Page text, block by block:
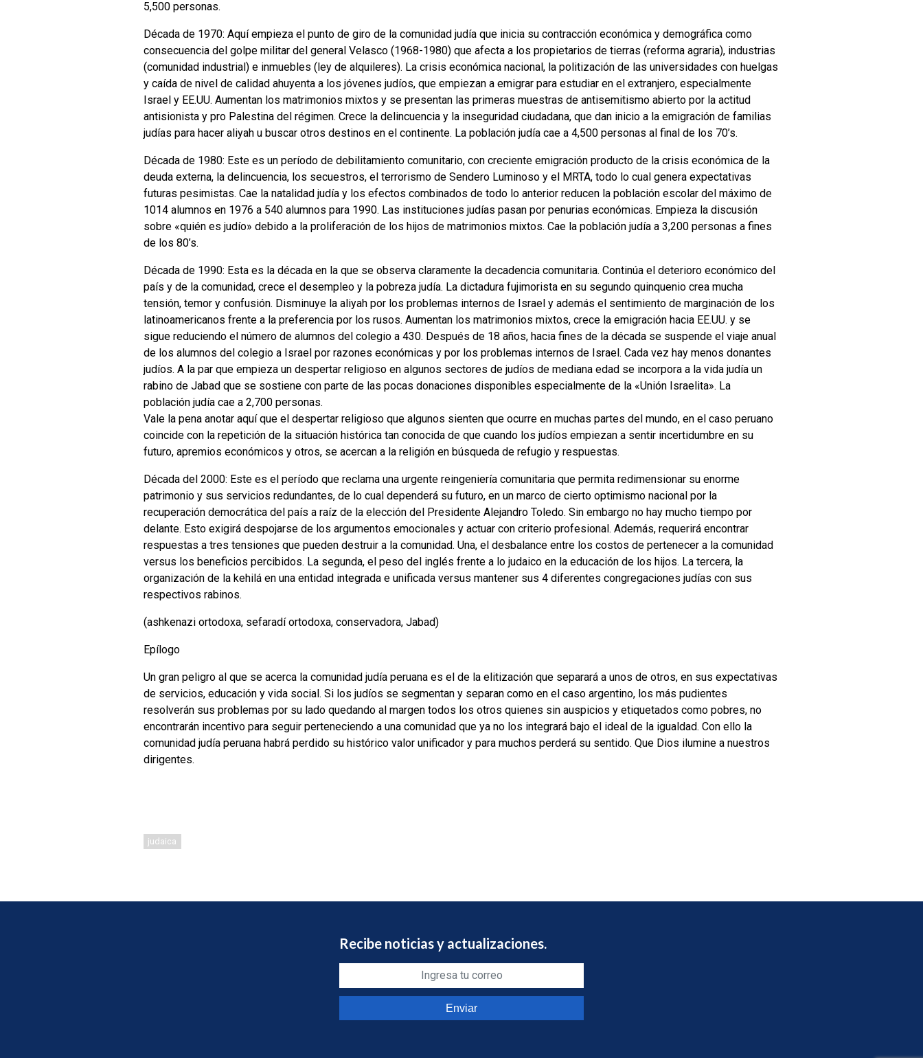
5,500 personas.
Década de 1970: Aquí empieza el punto de giro de la comunidad judía que inicia su contracción económica y demográfica como
consecuencia del golpe militar del general Velasco (1968-1980) que afecta a los propietarios de tierras (reforma agraria), industrias
(comunidad industrial) e inmuebles (ley de alquileres). La crisis económica nacional, la politización de las universidades con huelgas
y caída de nivel de calidad ahuyenta a los jóvenes judíos, que empiezan a emigrar para estudiar en el extranjero, especialmente
Israel y EE.UU. Aumentan los matrimonios mixtos y se presentan las primeras muestras de antisemitismo abierto por la actitud
antisionista y pro Palestina del régimen. Crece la delincuencia y la inseguridad ciudadana, que dan inicio a la emigración de familias
judías para hacer aliyah u buscar otros destinos en el continente. La población judía cae a 4,500 personas al final de los 70’s.
Década de 1980: Este es un período de debilitamiento comunitario, con creciente emigración producto de la crisis económica de la
deuda externa, la delincuencia, los secuestros, el terrorismo de Sendero Luminoso y el MRTA, todo lo cual genera expectativas
futuras pesimistas. Cae la natalidad judía y los efectos combinados de todo lo anterior reducen la población escolar del máximo de
1014 alumnos en 1976 a 540 alumnos para 1990. Las instituciones judías pasan por penurias económicas. Empieza la discusión
sobre «quién es judío» debido a la proliferación de los hijos de matrimonios mixtos. Cae la población judía a 3,200 personas a fines
de los 80’s.
Década de 1990: Esta es la década en la que se observa claramente la decadencia comunitaria. Continúa el deterioro económico del
país y de la comunidad, crece el desempleo y la pobreza judía. La dictadura fujimorista en su segundo quinquenio crea mucha
tensión, temor y confusión. Disminuye la aliyah por los problemas internos de Israel y además el sentimiento de marginación de los
latinoamericanos frente a la preferencia por los rusos. Aumentan los matrimonios mixtos, crece la emigración hacia EE.UU. y se
sigue reduciendo el número de alumnos del colegio a 430. Después de 18 años, hacia fines de la década se suspende el viaje anual
de los alumnos del colegio a Israel por razones económicas y por los problemas internos de Israel. Cada vez hay menos donantes
judíos. A la par que empieza un despertar religioso en algunos sectores de judíos de mediana edad se incorpora a la vida judía un
rabino de Jabad que se sostiene con parte de las pocas donaciones disponibles especialmente de la «Unión Israelita». La
población judía cae a 2,700 personas.
Vale la pena anotar aquí que el despertar religioso que algunos sienten que ocurre en muchas partes del mundo, en el caso peruano
coincide con la repetición de la situación histórica tan conocida de que cuando los judíos empiezan a sentir incertidumbre en su
futuro, apremios económicos y otros, se acercan a la religión en búsqueda de refugio y respuestas.
Década del 2000: Este es el período que reclama una urgente reingeniería comunitaria que permita redimensionar su enorme
patrimonio y sus servicios redundantes, de lo cual dependerá su futuro, en un marco de cierto optimismo nacional por la
recuperación democrática del país a raíz de la elección del Presidente Alejandro Toledo. Sin embargo no hay mucho tiempo por
delante. Esto exigirá despojarse de los argumentos emocionales y actuar con criterio profesional. Además, requerirá encontrar
respuestas a tres tensiones que pueden destruir a la comunidad. Una, el desbalance entre los costos de pertenecer a la comunidad
versus los beneficios percibidos. La segunda, el peso del inglés frente a lo judaico en la educación de los hijos. La tercera, la
organización de la kehilá en una entidad integrada e unificada versus mantener sus 4 diferentes congregaciones judías con sus
respectivos rabinos.
(ashkenazi ortodoxa, sefaradí ortodoxa, conservadora, Jabad)
Epílogo
Un gran peligro al que se acerca la comunidad judía peruana es el de la elitización que separará a unos de otros, en sus expectativas
de servicios, educación y vida social. Si los judíos se segmentan y separan como en el caso argentino, los más pudientes
resolverán sus problemas por su lado quedando al margen todos los otros quienes sin auspicios y etiquetados como pobres, no
encontrarán incentivo para seguir perteneciendo a una comunidad que ya no los integrará bajo el ideal de la igualdad. Con ello la
comunidad judía peruana habrá perdido su histórico valor unificador y para muchos perderá su sentido. Que Dios ilumine a nuestros
dirigentes.
judaica
Recibe noticias y actualizaciones.